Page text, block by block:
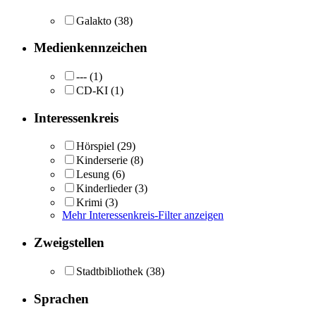
Galakto (38)
Medienkennzeichen
--- (1)
CD-KI (1)
Interessenkreis
Hörspiel (29)
Kinderserie (8)
Lesung (6)
Kinderlieder (3)
Krimi (3)
Mehr Interessenkreis-Filter anzeigen
Zweigstellen
Stadtbibliothek (38)
Sprachen